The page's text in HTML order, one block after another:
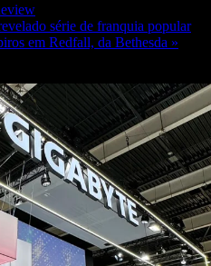
série de franquia popular
em Redfall, da Bethesda »